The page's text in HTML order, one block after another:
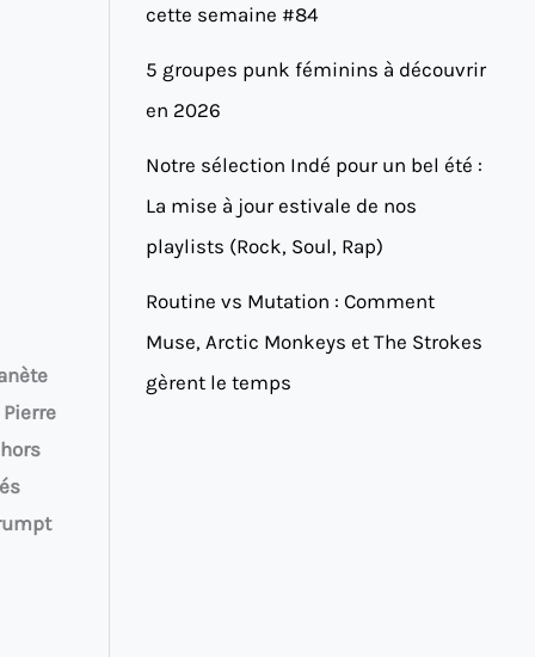
cette semaine #84
5 groupes punk féminins à découvrir
en 2026
Notre sélection Indé pour un bel été :
La mise à jour estivale de nos
playlists (Rock, Soul, Rap)
Routine vs Mutation : Comment
Muse, Arctic Monkeys et The Strokes
gèrent le temps